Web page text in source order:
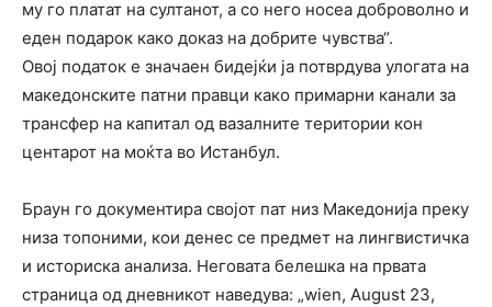
му го платат на султанот, а со него носеа доброволно и
еден подарок како доказ на добрите чувства“.
Овој податок е значаен бидејќи ја потврдува улогата на
македонските патни правци како примарни канали за
трансфер на капитал од вазалните територии кон
центарот на моќта во Истанбул.
Браун го документира својот пат низ Македонија преку
низа топоними, кои денес се предмет на лингвистичка
и историска анализа. Неговата белешка на првата
страница од дневникот наведува: „wien, August 23,